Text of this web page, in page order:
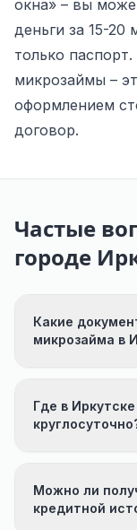
окна» – вы
деньги за 15-20
только
микрозаймы –
оформлением
договор.
Частые
городе
Какие
микрозайма в
Где в
Можно ли
кредитной